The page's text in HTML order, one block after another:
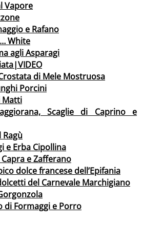
Vapore
e Rafano
White
agli Asparagi
di Mele Mostruosa
Porcini
Matti
Scaglie di Caprino e
Ragù
e Erba Cipollina
e Zafferano
dolce francese dell’Epifania
del Carnevale Marchigiano
di Formaggi e Porro